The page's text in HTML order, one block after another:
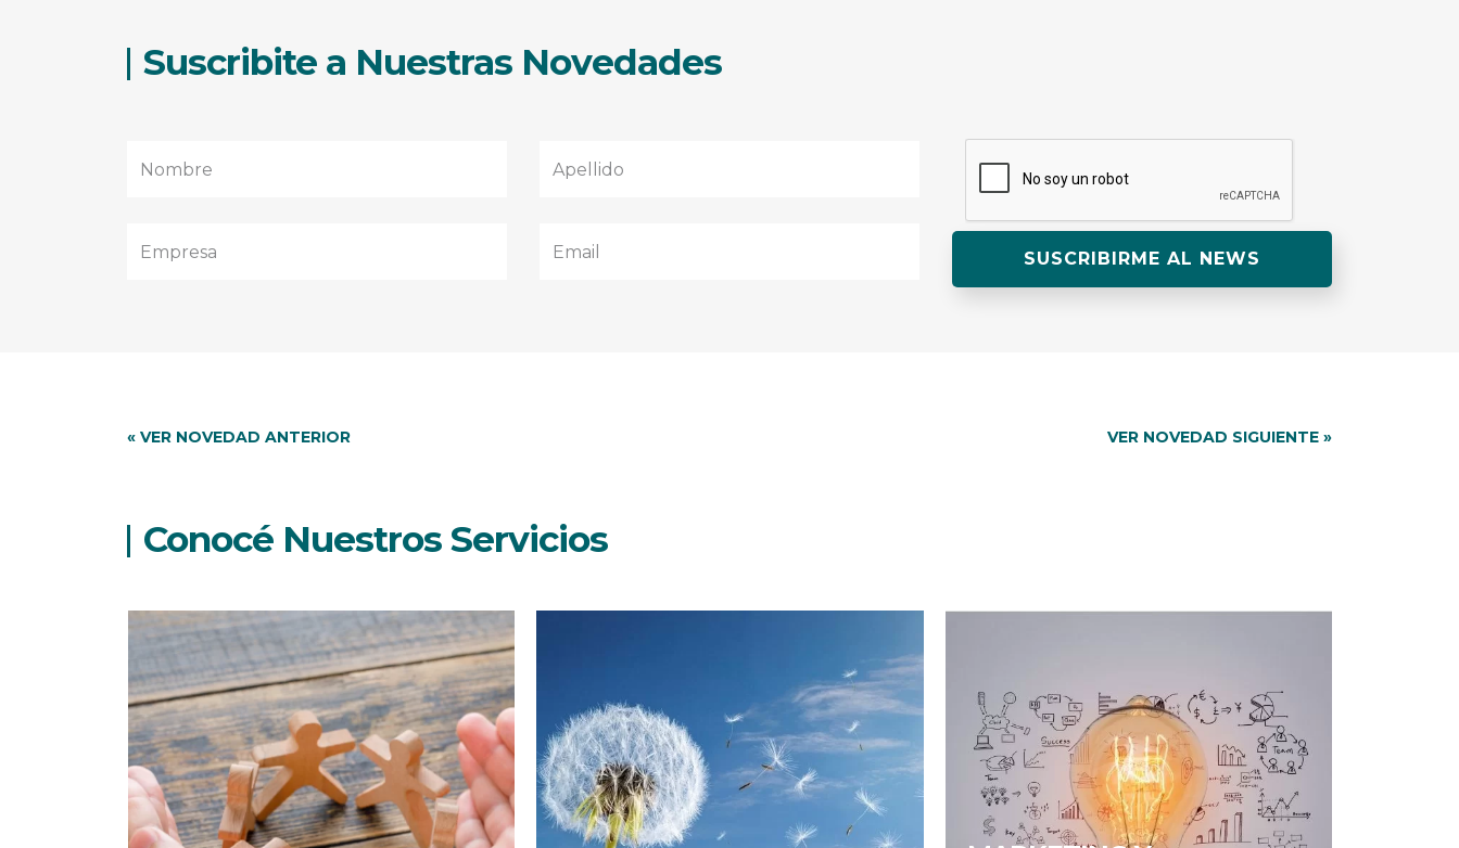
Suscribite a Nuestras Novedades
« VER NOVEDAD ANTERIOR VER NOVEDAD SIGUIENTE »
Conocé Nuestros Servicios